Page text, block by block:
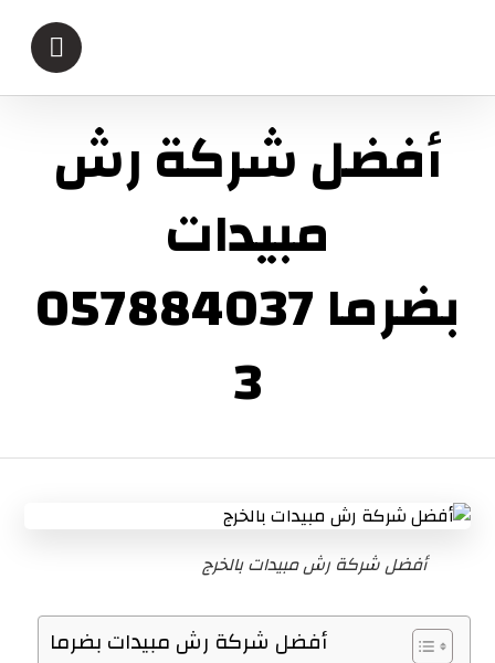
أفضل شركة رش
مبيدات
بضرما 057884037
3
أفضل شركة رش مبيدات بالخرج